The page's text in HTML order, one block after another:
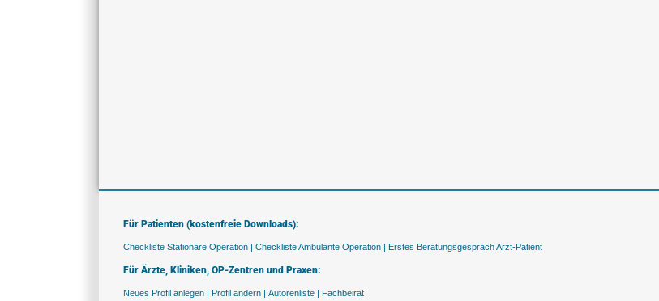
Für Patienten (kostenfreie Downloads):
Checkliste Stationäre Operation | Checkliste Ambulante Operation | Erstes Beratungsgespräch Arzt-Patient
Für Ärzte, Kliniken, OP-Zentren und Praxen:
Neues Profil anlegen | Profil ändern | Autorenliste | Fachbeirat